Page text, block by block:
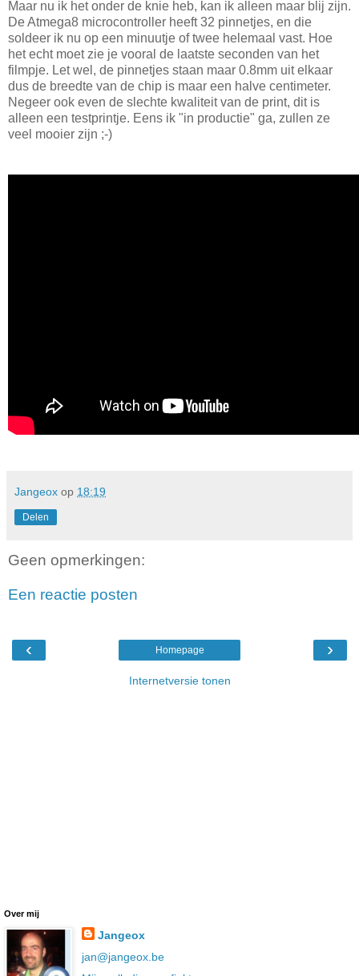
Maar nu ik het onder de knie heb, kan ik alleen maar blij zijn.
De Atmega8 microcontroller heeft 32 pinnetjes, en die
soldeer ik nu op een minuutje of twee helemaal vast. Hoe
het echt moet zie je vooral de laatste seconden van het
filmpje. Let wel, de pinnetjes staan maar 0.8mm uit elkaar
dus de breedte van de chip is maar een halve centimeter.
Negeer ook even de slechte kwaliteit van de print, dit is
alleen een testprintje. Eens ik "in productie" ga, zullen ze
veel mooier zijn ;-)
Jangeox op 18:19
Delen
Geen opmerkingen:
Een reactie posten
‹ ›
Homepage
Internetversie tonen
Over mij
Jangeox
jan@jangeox.be